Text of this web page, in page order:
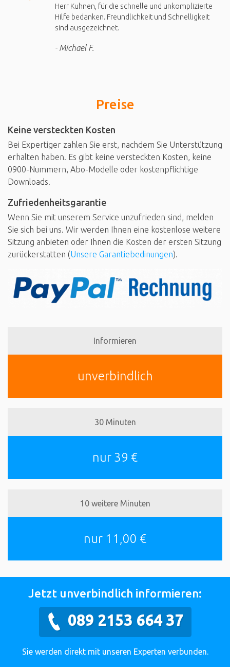
Herr Kuhnen, für die schnelle und unkomplizierte
Hilfe bedanken. Freundlichkeit und Schnelligkeit
sind ausgezeichnet.
Michael F.
Preise
Keine versteckten Kosten
Bei Expertiger zahlen Sie erst, nachdem Sie Unterstützung
erhalten haben. Es gibt keine versteckten Kosten, keine
0900-Nummern, Abo-Modelle oder kostenpflichtige
Downloads.
Zufriedenheitsgarantie
Wenn Sie mit unserem Service unzufrieden sind, melden
Sie sich bei uns. Wir werden Ihnen eine kostenlose weitere
Sitzung anbieten oder Ihnen die Kosten der ersten Sitzung
zurückerstatten (Unsere Garantiebedinungen).
Informieren
unverbindlich
30 Minuten
nur 39 €
10 weitere Minuten
nur 11,00 €
Jetzt unverbindlich informieren:
089 2153 664 37
Sie werden direkt mit unseren Experten verbunden.